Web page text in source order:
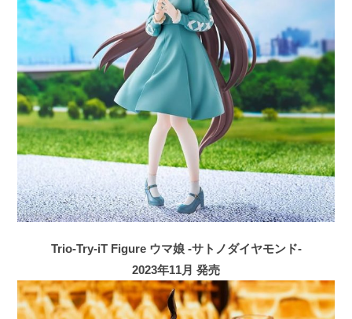
Trio-Try-iT Figure ウマ娘 -サトノダイヤモンド-
2023年11月 発売